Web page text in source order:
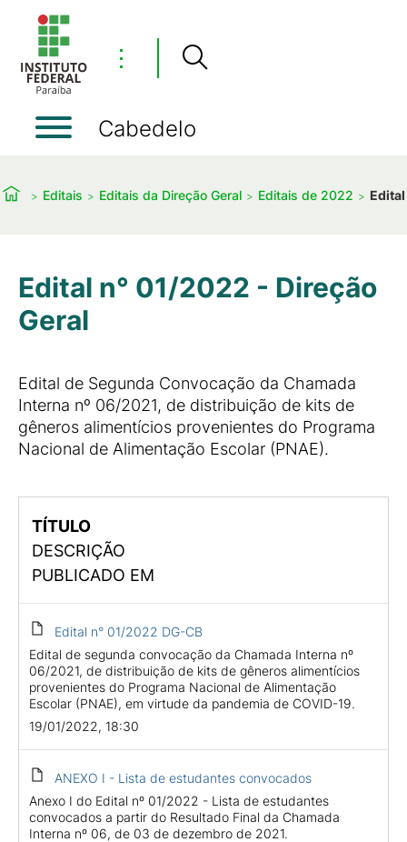
⋮
Cabedelo
Editais Editais da Direção Geral Editais de 2022
Edital n° 01/2022 - Direção
Geral
Edital de Segunda Convocação da Chamada
Interna nº 06/2021, de distribuição de kits de
gêneros alimentícios provenientes do Programa
Nacional de Alimentação Escolar (PNAE).
TÍTULO
DESCRIÇÃO
PUBLICADO EM
Edital n° 01/2022 DG-CB
Edital de segunda convocação da Chamada Interna nº
06/2021, de distribuição de kits de gêneros alimentícios
provenientes do Programa Nacional de Alimentação
Escolar (PNAE), em virtude da pandemia de COVID-19.
19/01/2022, 18:30
ANEXO I - Lista de estudantes convocados
Anexo I do Edital nº 01/2022 - Lista de estudantes
convocados a partir do Resultado Final da Chamada
Interna nº 06, de 03 de dezembro de 2021.